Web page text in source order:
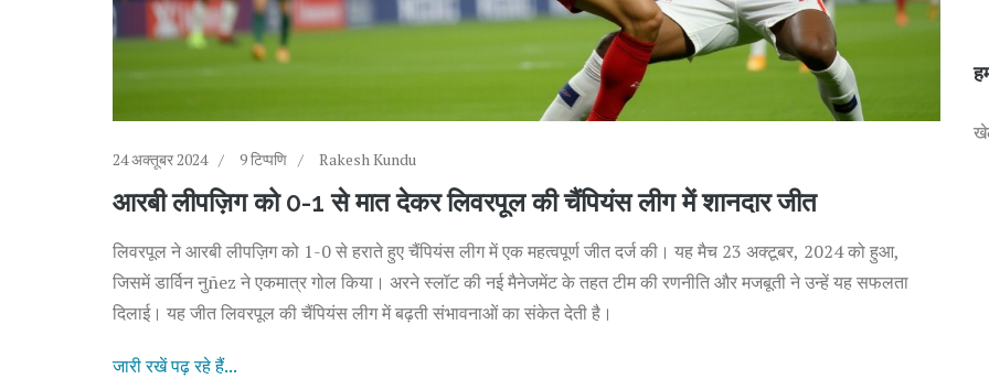
24 अक्तूबर 2024 9 टिप्पणि Rakesh Kundu
आरबी लीपज़िग को 0-1 से मात देकर लिवरपूल की चैंपियंस लीग में शानदार जीत
लिवरपूल ने आरबी लीपज़िग को 1-0 से हराते हुए चैंपियंस लीग में एक महत्वपूर्ण जीत दर्ज की। यह मैच 23 अक्टूबर, 2024 को हुआ,
जिसमें डार्विन नुñez ने एकमात्र गोल किया। अरने स्लॉट की नई मैनेजमेंट के तहत टीम की रणनीति और मजबूती ने उन्हें यह सफलता
दिलाई। यह जीत लिवरपूल की चैंपियंस लीग में बढ़ती संभावनाओं का संकेत देती है।
जारी रखें पढ़ रहे हैं...